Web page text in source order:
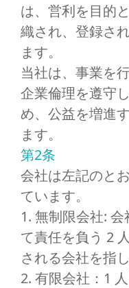
は、営利を目的
織され、登録さ
ます。
当社は、事業を
企業倫理を遵守
め、公益を増進
ます。
第2条
会社は左記のと
ています。
1. 無制限会社:
て責任を負う 2
される会社を指し
2. 有限会社：1